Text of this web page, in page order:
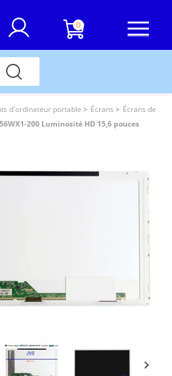
0
d'ordinateur portable Écrans
Écrans de
200 Luminosité HD 15,6 pouces
